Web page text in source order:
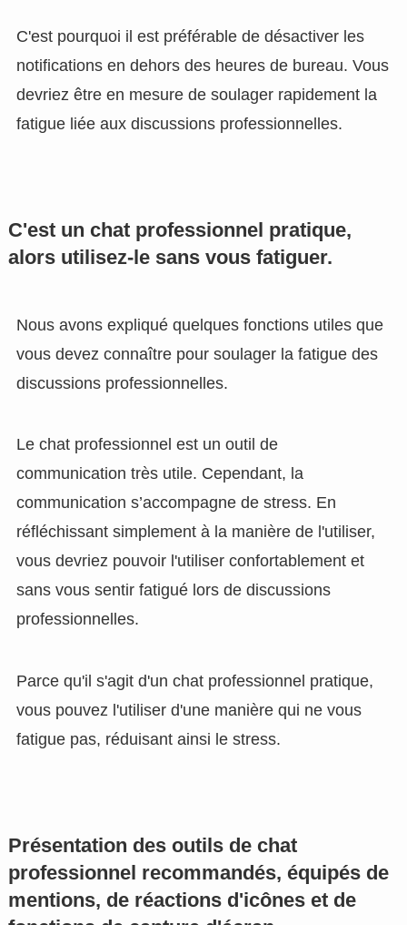
C'est pourquoi il est préférable de désactiver les
notifications en dehors des heures de bureau. Vous
devriez être en mesure de soulager rapidement la
fatigue liée aux discussions professionnelles.
C'est un chat professionnel pratique,
alors utilisez-le sans vous fatiguer.
Nous avons expliqué quelques fonctions utiles que
vous devez connaître pour soulager la fatigue des
discussions professionnelles.
Le chat professionnel est un outil de
communication très utile. Cependant, la
communication s’accompagne de stress. En
réfléchissant simplement à la manière de l'utiliser,
vous devriez pouvoir l'utiliser confortablement et
sans vous sentir fatigué lors de discussions
professionnelles.
Parce qu'il s'agit d'un chat professionnel pratique,
vous pouvez l'utiliser d'une manière qui ne vous
fatigue pas, réduisant ainsi le stress.
Présentation des outils de chat
professionnel recommandés, équipés de
mentions, de réactions d'icônes et de